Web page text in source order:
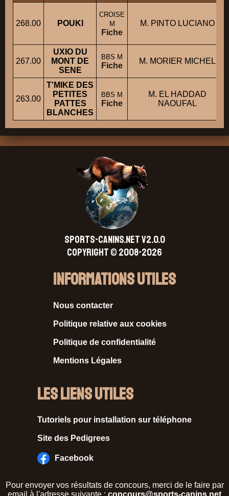
268.00 POUKI
CROISE
M
Fiche
M. PINTO LUCIANO
267.00
UXIO DU
MONT DE
SENE
BBS M
Fiche
M. MORIER MICHEL
263.00
T'MIKE DES
PETITES
PATTES
BLANCHES
BBS M
Fiche
M. EL HADDAD
NAOUFAL
SPORTS-CANINS.NET V2.0.0
Copyright © 2008-2026
Informations Utiles
Nous contacter
Politique relative aux cookies
Politique de confidentialité
Mentions Légales
Les liens utiles
Tutoriels pour installation sur téléphone
Site des Pedigrees
Facebook
Pour envoyer vos résultats de concours, merci de le faire par